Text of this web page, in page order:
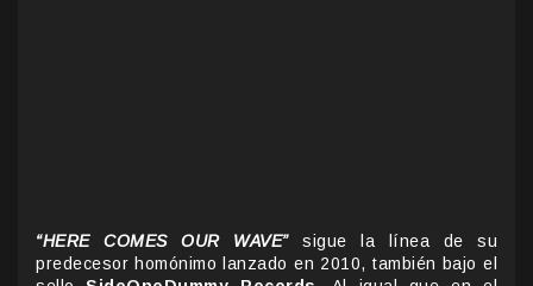
“HERE COMES OUR WAVE”sigue la línea de su
predecesor homónimo lanzado en 2010, también bajo el